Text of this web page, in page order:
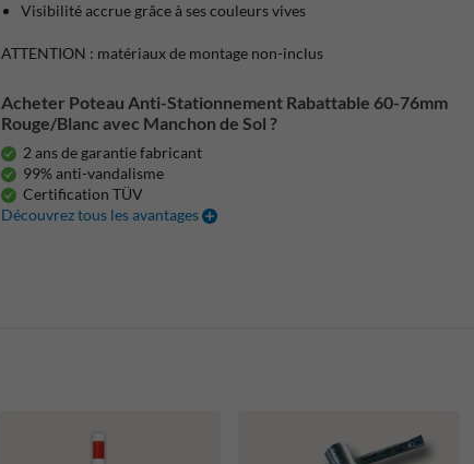
Visibilité accrue grâce à ses couleurs vives
ATTENTION : matériaux de montage non-inclus
Acheter Poteau Anti-Stationnement Rabattable 60-76mm
Rouge/Blanc avec Manchon de Sol ?
2 ans de garantie fabricant
99% anti-vandalisme
Certification TÜV
Découvrez tous les avantages